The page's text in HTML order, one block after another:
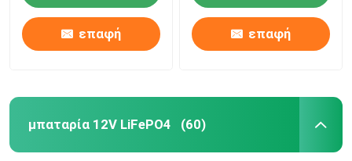
επαφή επαφή
μπαταρία 12V LiFePO4 (60)